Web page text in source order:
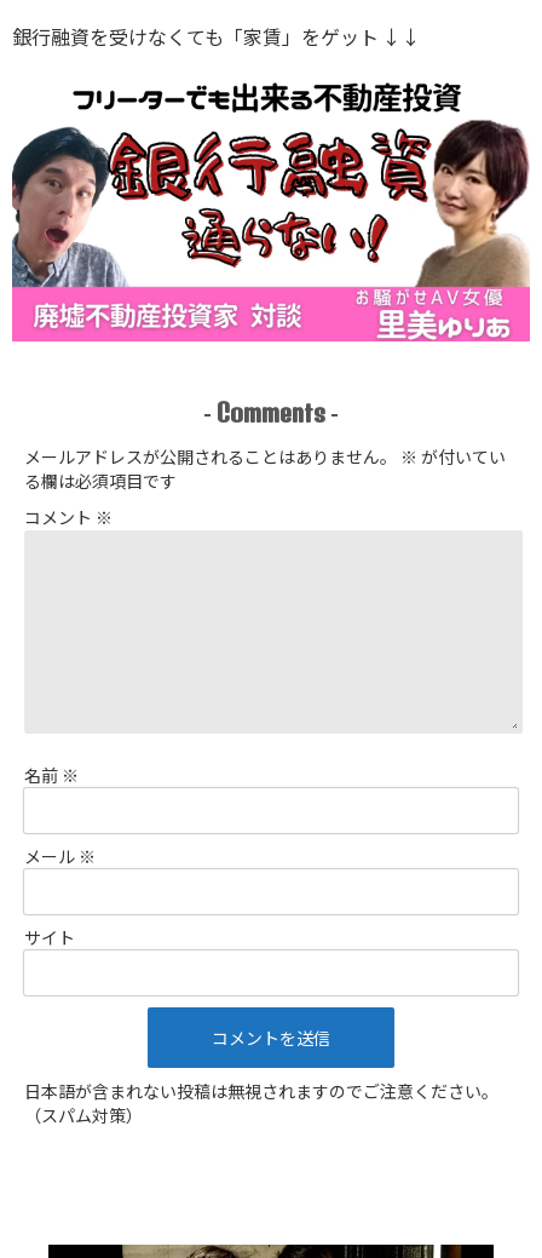
銀行融資を受けなくても「家賃」をゲット ↓↓
- Comments -
メールアドレスが公開されることはありません。 ※ が付いてい
る欄は必須項目です
コメント ※
名前 ※
メール ※
サイト
日本語が含まれない投稿は無視されますのでご注意ください。
（スパム対策）